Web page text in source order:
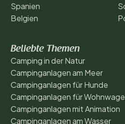
Spanien
Belgien
Beliebte Themen
Camping in der Natur
Campinganlagen am Meer
Campinganlagen für Hunde
Campinganlagen für
Campinganlagen mit Animation
Campinganlagen am Wasser